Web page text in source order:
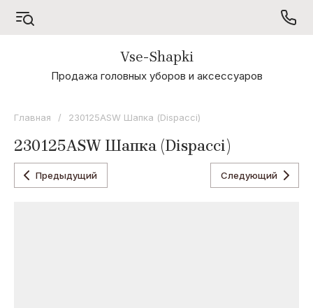
А - Я
Odyssey
Коллекция
Oxygon
Коллекция
Flamenco
Vse-Shapki
Продажа головных уборов и аксессуаров
Главная / 230125ASW Шапка (Dispacci)
230125ASW Шапка (Dispacci)
Предыдущий Следующий